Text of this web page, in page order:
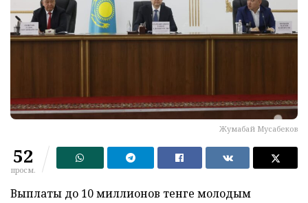
Жумабай Мусабеков
52
просм.
Выплаты до 10 миллионов тенге молодым